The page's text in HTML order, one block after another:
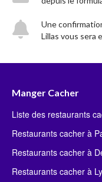
Une
Lillas vous sera
Manger Cacher
Liste des restaurants
Restaurants cacher à
Restaurants cacher à
Restaurants cacher à